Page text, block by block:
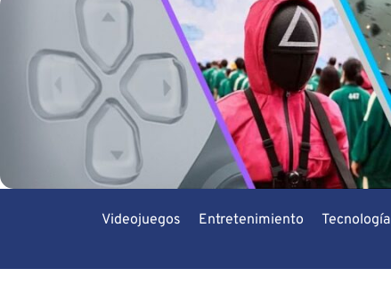
Videojuegos Entretenimiento Tecnología